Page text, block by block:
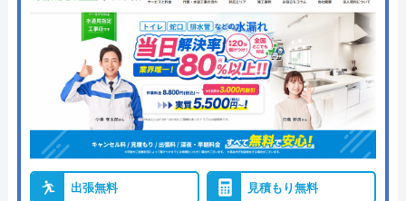
出張無料 見積もり無料